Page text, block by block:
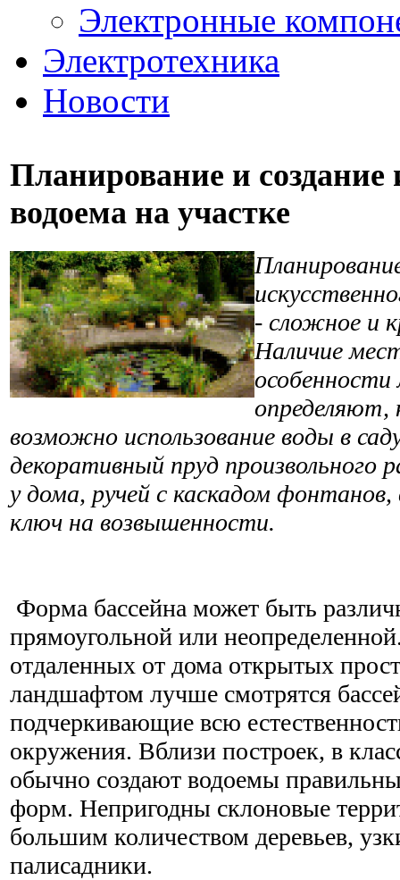
Электронные
Электротехника
Новости
Планирование и создание
водоема на участке
- сложное и
Наличие
определяют,
возможно использование воды в
декоративный пруд произвольного
у дома, ручей с каскадом фонтанов,
ключ на возвышенности.
Форма бассейна может быть
прямоугольной или
отдаленных от дома открытых
ландшафтом лучше смотрятся
подчеркивающие всю
окружения. Вблизи построек, в
обычно создают водоемы
форм. Непригодны склоновые
большим количеством деревьев,
палисадники.